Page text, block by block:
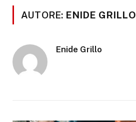
AUTORE: ENIDE GRILLO
Enide Grillo